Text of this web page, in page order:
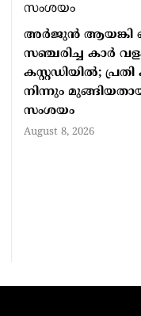
അർജുൻ ആയങ്കി
സഞ്ചരിച്ച കാർ
കസ്റ്റഡിയിൽ;
നിന്നും
സംശയം
August 8, 2026